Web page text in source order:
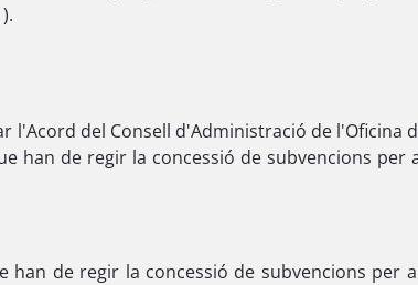
l'Acord del Consell d'Administració de
han de regir la concessió de subvencions
han de regir la concessió de subvencions